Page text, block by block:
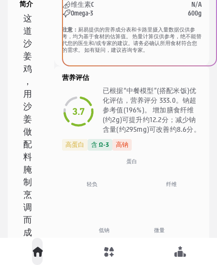
简介
这
道
沙
姜
鸡
，
用
沙
姜
做
配
料
腌
制
烹
调
而
成
维生素C N/A
Omega-3 600g
注意： 厨易提供的营养成分表和卡路里摄入量数据仅供参
考，均为基于食材的估算值。 热量计算仅供参考，绝不能替
代您的医生和/或专家的建议。请务必确认所用食材符合您
的需求。 如有疑问，建议咨询专家。
营养评估
3.7
已根据“中餐模型”(搭配米饭)优
化评估，营养评分 333.0。钠超
参考值(196%)。 增加膳食纤维
(约2g)可提升约12.2分；减少钠
含量(约295mg)可改善约8.6分。
高蛋白 含 Ω-3 高钠
蛋白
纤维
微量
低钠
轻负